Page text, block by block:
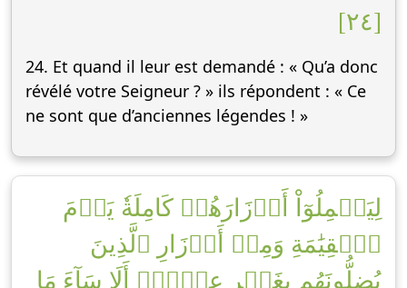
[٢٤]
24. Et quand il leur est demandé : « Qu’a donc
révélé votre Seigneur ? » ils répondent : « Ce
ne sont que d’anciennes légendes ! »
لِيَحۡمِلُوٓاْ أَوۡزَارَهُمۡ كَامِلَةٗ يَوۡمَ
ٱلۡقِيَٰمَةِ وَمِنۡ أَوۡزَارِ ٱلَّذِينَ
يُضِلُّونَهُم بِغَيۡرِ عِلۡمٍۗ أَلَا سَآءَ مَا